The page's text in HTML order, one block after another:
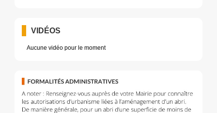
VIDÉOS
Aucune vidéo pour le moment